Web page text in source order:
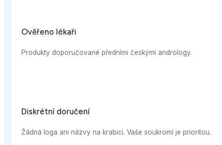
předními českými andrology.
na krabici. Vaše soukromí je prioritou.